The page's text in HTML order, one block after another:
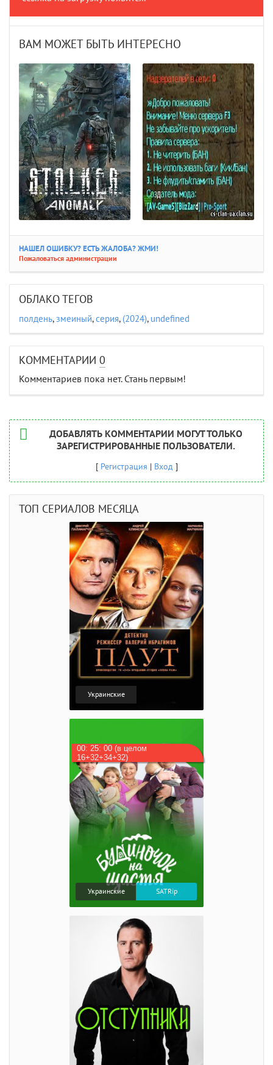
ВАМ МОЖЕТ БЫТЬ ИНТЕРЕСНО
НАШЕЛ ОШИБКУ? ЕСТЬ ЖАЛОБА? ЖМИ!
Пожаловаться администрации
ОБЛАКО ТЕГОВ
полдень,змеиный,серия, (2024), undefined
КОММЕНТАРИИ 0
Комментариев пока нет. Стань первым!
ДОБАВЛЯТЬ КОММЕНТАРИИ МОГУТ ТОЛЬКО
ЗАРЕГИСТРИРОВАННЫЕ ПОЛЬЗОВАТЕЛИ.
[ Регистрация | Вход]
ТОП СЕРИАЛОВ МЕСЯЦА
Украинские
00: 25: 00 (в целом
16+32+34+32)
Украинские SATRip